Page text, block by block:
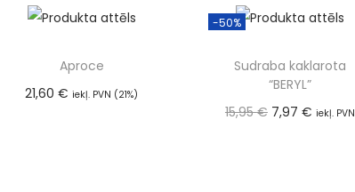
Aproce
21,60€ iekļ. PVN (21%)
-50%
Sudraba kaklarota
“BERYL”
15,95€ 7,97 € iekļ. PVN